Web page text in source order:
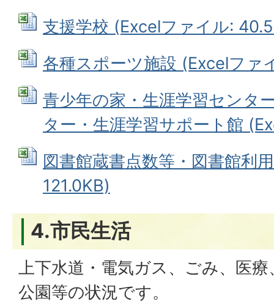
支援学校 (Excelファイル:
各種スポーツ施設 (Excelファ
青少年の家・生涯学習センタ
ター・生涯学習サポート館
図書館蔵書点数等・図書館利
121.0KB)
4.市民生活
上下水道・電気ガス、ごみ、医
公園等の状況です。